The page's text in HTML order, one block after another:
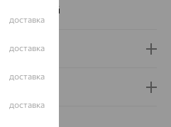
Бесцветный
доставка
доставка
доставка
доставка